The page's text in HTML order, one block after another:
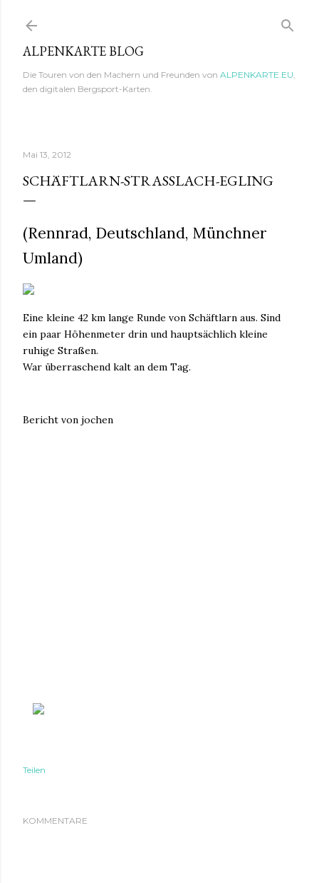
Direkt zum Hauptbereich
ALPENKARTE BLOG
Die Touren von den Machern und Freunden von ALPENKARTE.EU,
den digitalen Bergsport-Karten.
Mai 13, 2012
SCHÄFTLARN-STRASSLACH-EGLING
(Rennrad, Deutschland, Münchner
Umland)
Eine kleine 42 km lange Runde von Schäftlarn aus. Sind
ein paar Höhenmeter drin und hauptsächlich kleine
ruhige Straßen.
War überraschend kalt an dem Tag.
Bericht von jochen
Teilen
KOMMENTARE